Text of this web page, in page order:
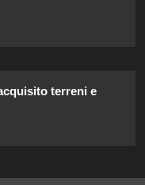
terreni e